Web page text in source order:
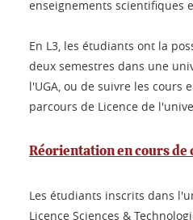
enseignements scientifiques
En L3, les étudiants ont la
deux semestres dans une
l'UGA, ou de suivre les cours
parcours de Licence de
Réorientation en cours de
Les étudiants inscrits dans
Licence Sciences &